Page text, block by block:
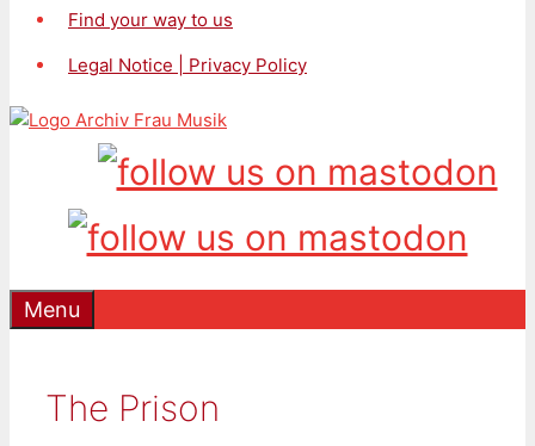
Find your way to us
Legal Notice | Privacy Policy
Menu
The Prison